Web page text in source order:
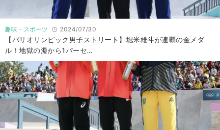
趣味・スポーツ 2024/07/30
【パリオリンピック男子ストリート】堀米雄斗が連覇の金メダ
ル！地獄の淵から1パーセ…